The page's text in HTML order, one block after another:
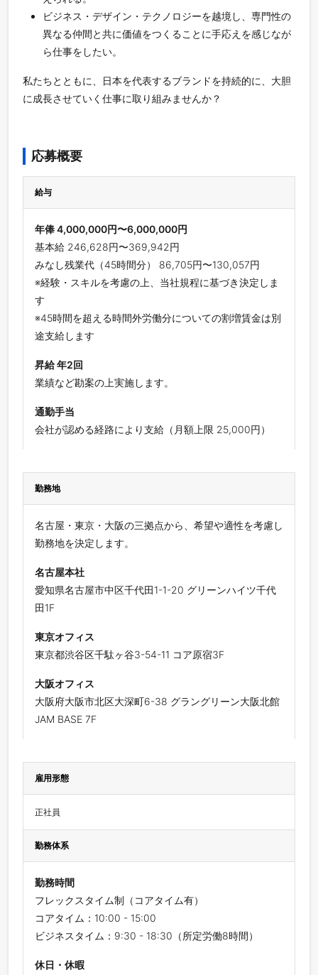
ビジネス・デザイン・テクノロジーを越境し、専門性の
異なる仲間と共に価値をつくることに手応えを感じなが
ら仕事をしたい。
私たちとともに、日本を代表するブランドを持続的に、大胆
に成長させていく仕事に取り組みませんか？
応募概要
給与
年俸 4,000,000円〜6,000,000円
基本給 246,628円〜369,942円
みなし残業代（45時間分） 86,705円〜130,057円
※経験・スキルを考慮の上、当社規程に基づき決定しま
す
※45時間を超える時間外労働分についての割増賃金は別
途支給します
昇給 年2回
業績など勘案の上実施します。
通勤手当
会社が認める経路により支給（月額上限 25,000円）
勤務地
名古屋・東京・大阪の三拠点から、希望や適性を考慮し
勤務地を決定します。
名古屋本社
愛知県名古屋市中区千代田1-1-20 グリーンハイツ千代
田1F
東京オフィス
東京都渋谷区千駄ヶ谷3-54-11 コア原宿3F
大阪オフィス
大阪府大阪市北区大深町6-38 グラングリーン大阪北館
JAM BASE 7F
雇用形態
正社員
勤務体系
勤務時間
フレックスタイム制（コアタイム有）
コアタイム：10:00 - 15:00
ビジネスタイム：9:30 - 18:30（所定労働8時間）
休日・休暇